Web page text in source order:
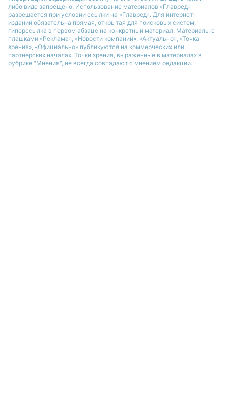
либо виде запрещено. Использование материалов «Главред»
разрешается при условии ссылки на «Главред». Для интернет-
изданий обязательна прямая, открытая для поисковых систем,
гиперссылка в первом абзаце на конкретный материал. Материалы с
плашками «Реклама», «Новости компаний», «Актуально», «Точка
зрения», «Официально» публикуются на коммерческих или
партнерских началах. Точки зрения, выраженные в материалах в
рубрике "Мнения", не всегда совпадают с мнением редакции.